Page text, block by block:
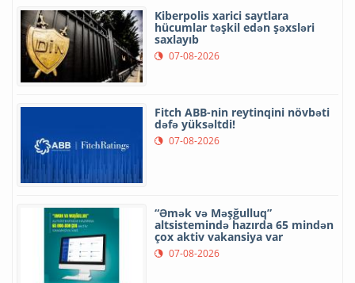
Kiberpolis xarici saytlara
hücumlar təşkil edən şəxsləri
saxlayıb
07-08-2026
Fitch ABB-nin reytinqini növbəti
dəfə yüksəltdi!
07-08-2026
“Əmək və Məşğulluq”
altsistemində hazırda 65 mindən
çox aktiv vakansiya var
07-08-2026